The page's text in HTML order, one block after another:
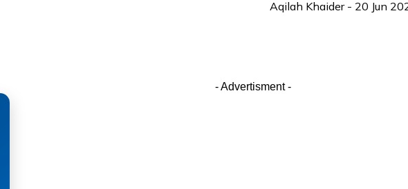
Aqilah Khaider - 20 Jun
- Advertisment -